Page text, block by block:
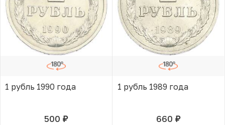
1 рубль 1990 года
500 руб.В КОРЗИНЕ
1 рубль 1989 года
660 руб.
В КОРЗИНЕ